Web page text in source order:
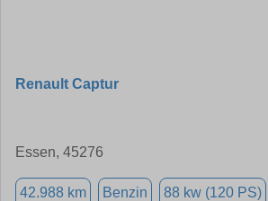
Renault Captur
Essen, 45276
42.988 km Benzin 88 kw (120 PS)